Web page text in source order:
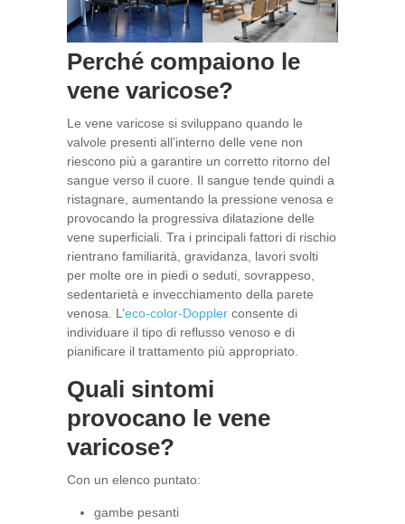
Perché compaiono le
vene varicose?
Le vene varicose si sviluppano quando le
valvole presenti all’interno delle vene non
riescono più a garantire un corretto ritorno del
sangue verso il cuore. Il sangue tende quindi a
ristagnare, aumentando la pressione venosa e
provocando la progressiva dilatazione delle
vene superficiali. Tra i principali fattori di rischio
rientrano familiarità, gravidanza, lavori svolti
per molte ore in piedi o seduti, sovrappeso,
sedentarietà e invecchiamento della parete
venosa. L’eco-color-Doppler consente di
individuare il tipo di reflusso venoso e di
pianificare il trattamento più appropriato.
Quali sintomi
provocano le vene
varicose?
Con un elenco puntato:
gambe pesanti